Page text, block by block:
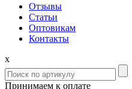
Отзывы
Статьи
Оптовикам
Контакты
x
Принимаем к оплате